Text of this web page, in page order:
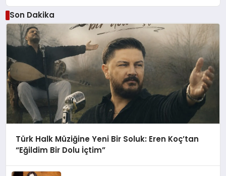
Son Dakika
Türk Halk Müziğine Yeni Bir Soluk: Eren Koç’tan
“Eğildim Bir Dolu İçtim”